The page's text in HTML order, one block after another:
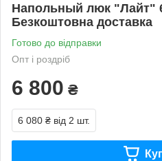
Напольный люк "Лайт"
Безкоштовна доставка
Готово до відправки
Опт і роздріб
6 800 ₴
6 080 ₴ від 2 шт.